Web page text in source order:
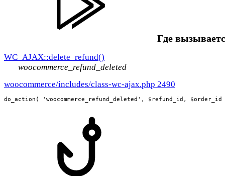
Где
WC_AJAX::delete_refund()
woocommerce_refund_deleted
woocommerce/includes/class-wc-ajax.php 2490
do_action( 'woocommerce_refund_deleted', $refund_id,